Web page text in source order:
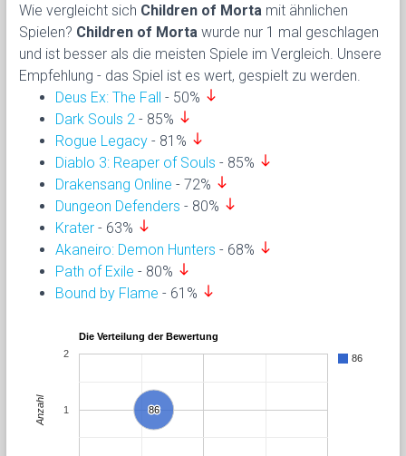
Wie vergleicht sich Children of Morta mit ähnlichen
Spielen? Children of Morta wurde nur 1 mal geschlagen
und ist besser als die meisten Spiele im Vergleich. Unsere
Empfehlung - das Spiel ist es wert, gespielt zu werden.
Deus Ex: The Fall - 50% south
Dark Souls 2 - 85% south
Rogue Legacy - 81% south
Diablo 3: Reaper of Souls - 85% south
Drakensang Online - 72% south
Dungeon Defenders - 80% south
Krater - 63% south
Akaneiro: Demon Hunters - 68% south
Path of Exile - 80% south
Bound by Flame - 61% south
Die Verteilung der Bewertung
86
86
86
1
2
Anzahl